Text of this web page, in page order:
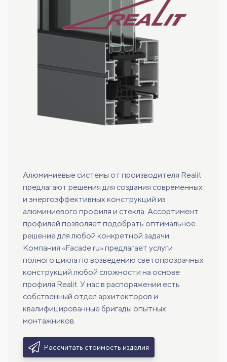
Алюминиевые системы от производителя Realit
предлагают решения для создания современных
и энергоэффективных конструкций из
алюминиевого профиля и стекла. Ассортимент
профилей позволяет подобрать оптимальное
решение для любой конкретной задачи.
Компания «Facade.ru» предлагает услуги
полного цикла по возведению светопрозрачных
конструкций любой сложности на основе
профиля Realit. У нас в распоряжении есть
собственный отдел архитекторов и
квалифицированные бригады опытных
монтажников.
Рассчитать стоимость изделия